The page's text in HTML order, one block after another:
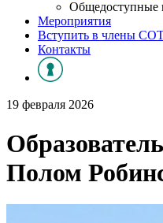
Общедоступные
Мероприятия
Вступить в члены
Контакты
19 февраля 2026
Полом